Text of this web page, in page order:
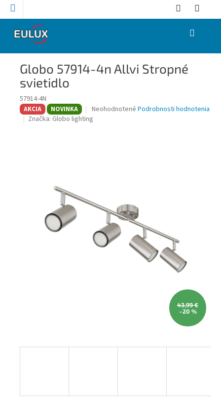
Prejsť
NÁKUPNÝ
Globo 57914-4n Allvi Stropné
svietidlo
57914-4N
AKCIA NOVINKA
Priemerné
hodnotenie
Neohodnotené Podrobnosti hodnotenia
Značka: Globo lighting
43,99 €
–20 %